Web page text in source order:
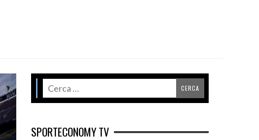
SPORTECONOMY TV